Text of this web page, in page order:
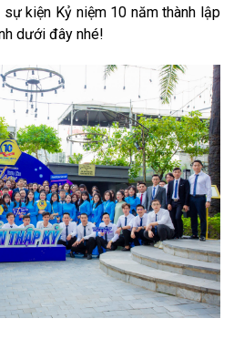
kiện Kỷ niệm 10 năm thành lập
dưới đây nhé!